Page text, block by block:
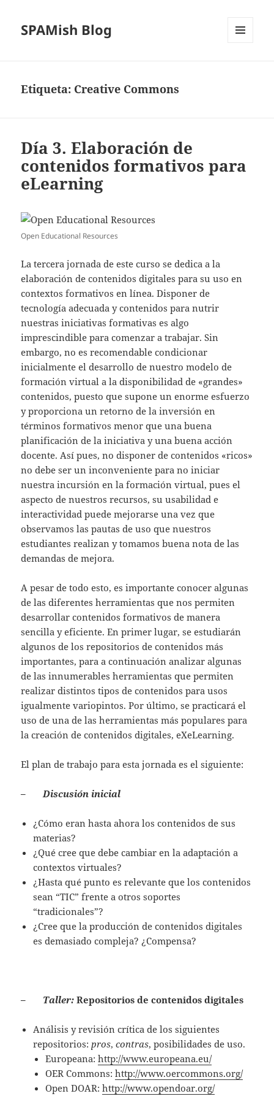
SPAMish Blog
Etiqueta: Creative Commons
Día 3. Elaboración de
contenidos formativos para
eLearning
Open Educational Resources
La tercera jornada de este curso se dedica a la
elaboración de contenidos digitales para su uso en
contextos formativos en línea. Disponer de
tecnología adecuada y contenidos para nutrir
nuestras iniciativas formativas es algo
imprescindible para comenzar a trabajar. Sin
embargo, no es recomendable condicionar
inicialmente el desarrollo de nuestro modelo de
formación virtual a la disponibilidad de «grandes»
contenidos, puesto que supone un enorme esfuerzo
y proporciona un retorno de la inversión en
términos formativos menor que una buena
planificación de la iniciativa y una buena acción
docente. Así pues, no disponer de contenidos «ricos»
no debe ser un inconveniente para no iniciar
nuestra incursión en la formación virtual, pues el
aspecto de nuestros recursos, su usabilidad e
interactividad puede mejorarse una vez que
observamos las pautas de uso que nuestros
estudiantes realizan y tomamos buena nota de las
demandas de mejora.
A pesar de todo esto, es importante conocer algunas
de las diferentes herramientas que nos permiten
desarrollar contenidos formativos de manera
sencilla y eficiente. En primer lugar, se estudiarán
algunos de los repositorios de contenidos más
importantes, para a continuación analizar algunas
de las innumerables herramientas que permiten
realizar distintos tipos de contenidos para usos
igualmente variopintos. Por último, se practicará el
uso de una de las herramientas más populares para
la creación de contenidos digitales, eXeLearning.
El plan de trabajo para esta jornada es el siguiente:
–Discusión inicial
¿Cómo eran hasta ahora los contenidos de sus
materias?
¿Qué cree que debe cambiar en la adaptación a
contextos virtuales?
¿Hasta qué punto es relevante que los contenidos
sean “TIC” frente a otros soportes
“tradicionales”?
¿Cree que la producción de contenidos digitales
es demasiado compleja? ¿Compensa?
– Taller:Repositorios de contenidos digitales
Análisis y revisión crítica de los siguientes
repositorios:pros,contras, posibilidades de uso.
Europeana:http://www.europeana.eu/
OER Commons:http://www.oercommons.org/
Open DOAR:http://www.opendoar.org/